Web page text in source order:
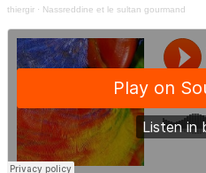
thiergir · Nassreddine et le sultan gourmand